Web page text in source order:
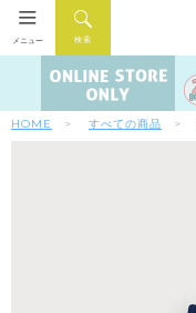
検索
メニュー
HOME すべての商品